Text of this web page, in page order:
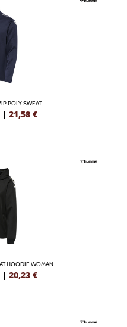
POLY SWEAT
| 21,58 €
HOODIE WOMAN
| 20,23 €